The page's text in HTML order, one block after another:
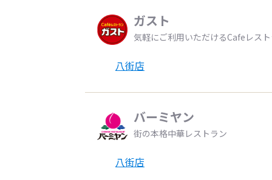
ガスト
気軽にご利用いただけるCafeレス
八街店
バーミヤン
街の本格中華レストラン
八街店